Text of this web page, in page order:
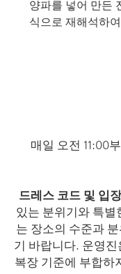
양파를 넣어 만든
식으로 재해석하
매일 오전 11:00
드레스 코드 및 입
있는 분위기와 특별
는 장소의 수준과
기 바랍니다. 운영
복장 기준에 부합하